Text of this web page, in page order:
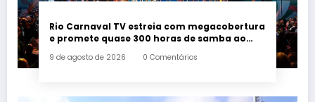
Rio Carnaval TV estreia com megacobertura
e promete quase 300 horas de samba ao
9 de agosto de 2026 0 Comentários